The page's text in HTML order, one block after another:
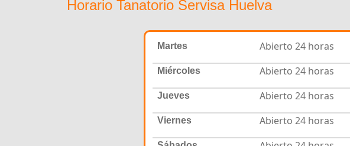
Horario Tanatorio Servisa Huelva
Martes Abierto 24 horas
Miércoles Abierto 24 horas
Jueves Abierto 24 horas
Viernes Abierto 24 horas